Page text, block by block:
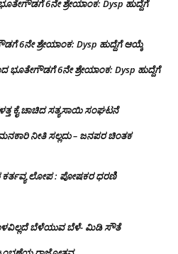
6ನೇ ಶ್ರೇಯಾಂಕ: Dysp ಹುದ್ದೆಗೆ
6ನೇ ಶ್ರೇಯಾಂಕ: Dysp ಹುದ್ದೆಗೆ ಆಯ್ಕೆ
ಭೂತೇಗೌಡಗೆ 6ನೇ ಶ್ರೇಯಾಂಕ: Dysp ಹುದ್ದೆಗೆ
ಕೈ ಚಾಚಿದ ಸತ್ಯಸಾಯಿ ಸಂಘಟನೆ
ನೀತಿ ಸಲ್ಲದು – ಜನಪರ ಚಿಂತಕ
ಕರ್ತವ್ಯ ಲೋಪ : ಪೋಷಕರ ಧರಣಿ
ಬೆಳೆಯುವ ಬೆಳೆ- ಮಿಡಿ ಸೌತೆ